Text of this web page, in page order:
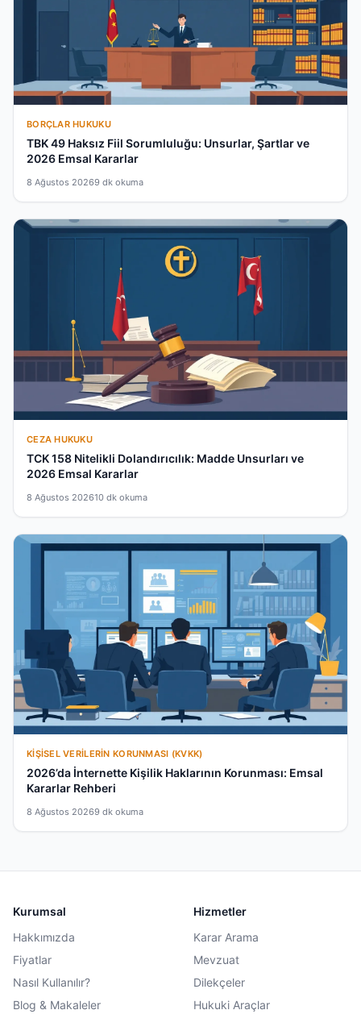
BORÇLAR HUKUKU
TBK 49 Haksız Fiil Sorumluluğu: Unsurlar, Şartlar ve
2026 Emsal Kararlar
8 Ağustos 20269 dk okuma
CEZA HUKUKU
TCK 158 Nitelikli Dolandırıcılık: Madde Unsurları ve
2026 Emsal Kararlar
8 Ağustos 202610 dk okuma
KIŞISEL VERILERIN KORUNMASI (KVKK)
2026’da İnternette Kişilik Haklarının Korunması: Emsal
Kararlar Rehberi
8 Ağustos 20269 dk okuma
Kurumsal
Hakkımızda
Fiyatlar
Nasıl Kullanılır?
Blog & Makaleler
Hizmetler
Karar Arama
Mevzuat
Dilekçeler
Hukuki Araçlar